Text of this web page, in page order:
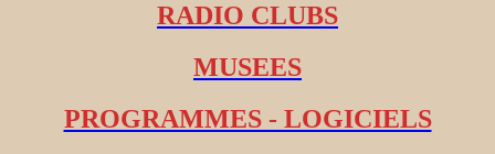
RADIO CLUBS
MUSEES
PROGRAMMES - LOGICIELS